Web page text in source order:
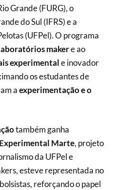
Grande (FURG), o
do Sul (IFRS) e a
(UFPel). O programa
makere ao
experimentale inovador
os estudantes de
aexperimentação e o
também ganha
Marte, projeto
da UFPel e
esteve representada no
reforçando o papel